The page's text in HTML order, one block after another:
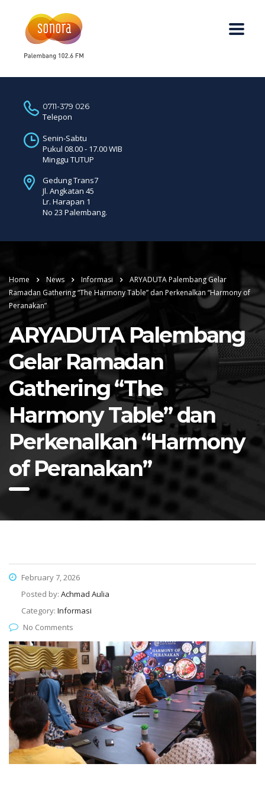
0711-379 026
Telepon
Senin-Sabtu
Pukul 08.00 - 17.00 WIB
Minggu TUTUP
Gedung Trans7
Jl. Angkatan 45
Lr. Harapan 1
No 23 Palembang.
Home News Informasi
ARYADUTA Palembang Gelar
Ramadan Gathering “The Harmony Table” dan Perkenalkan “Harmony of
Peranakan”
ARYADUTA Palembang
Gelar Ramadan
Gathering “The
Harmony Table” dan
Perkenalkan “Harmony
of Peranakan”
February 7, 2026
Posted by: Achmad Aulia
Category: Informasi
No Comments